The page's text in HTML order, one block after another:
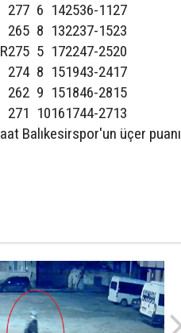
277 6 142536-1127
265 8 132237-1523
275 5 172247-2520
274 8 151943-2417
262 9 151846-2815
271 10161744-2713
Balıkesirspor'un üçer puanı